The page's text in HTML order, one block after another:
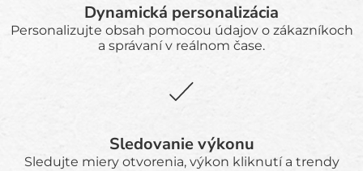
Dynamická personalizácia
Personalizujte obsah pomocou údajov o zákazníkoch
a správaní v reálnom čase.
Sledovanie výkonu
Sledujte miery otvorenia, výkon kliknutí a trendy